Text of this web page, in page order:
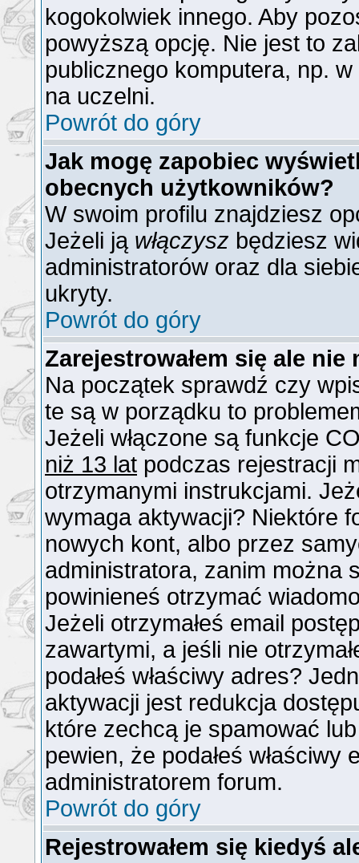
kogokolwiek innego. Aby
powyższą opcję. Nie jest to
publicznego komputera, np.
na uczelni.
Powrót do góry
Jak mogę zapobiec
obecnych użytkowników?
W swoim profilu znajdziesz
Jeżeli ją włączysz będziesz
administratorów oraz dla
ukryty.
Powrót do góry
Zarejestrowałem się ale
Na początek sprawdź czy
te są w porządku to
Jeżeli włączone są funkcje
niż 13 lat podczas rejestracji
otrzymanymi instrukcjami.
wymaga aktywacji? Niektóre
nowych kont, albo przez
administratora, zanim można
powinieneś otrzymać
Jeżeli otrzymałeś email
zawartymi, a jeśli nie
podałeś właściwy adres?
aktywacji jest redukcja
które zechcą je spamować
pewien, że podałeś
administratorem forum.
Powrót do góry
Rejestrowałem się kiedyś